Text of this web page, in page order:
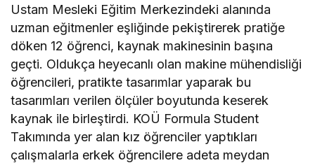
Ustam Mesleki Eğitim Merkezindeki alanında
uzman eğitmenler eşliğinde pekiştirerek pratiğe
döken 12 öğrenci, kaynak makinesinin başına
geçti. Oldukça heyecanlı olan makine mühendisliği
öğrencileri, pratikte tasarımlar yaparak bu
tasarımları verilen ölçüler boyutunda keserek
kaynak ile birleştirdi. KOÜ Formula Student
Takımında yer alan kız öğrenciler yaptıkları
çalışmalarla erkek öğrencilere adeta meydan